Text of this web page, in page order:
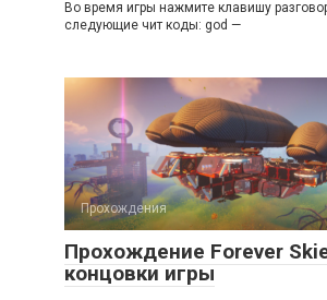
Во время игры нажмите клавишу
следующие чит коды: god —
Прохождения
Прохождение Forever
концовки игры